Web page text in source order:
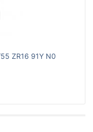
ZR16 91Y N0